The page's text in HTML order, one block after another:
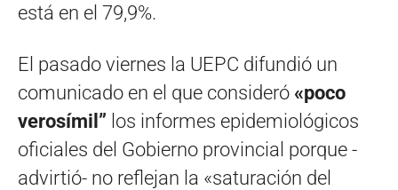
está en el 79,9%.
El pasado viernes la UEPC difundió un
comunicado en el que consideró «poco
verosímil” los informes epidemiológicos
oficiales del Gobierno provincial porque -
advirtió- no reflejan la «saturación del